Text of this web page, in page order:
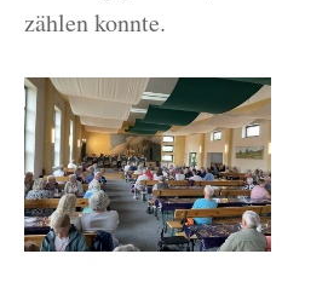
zählen konnte.